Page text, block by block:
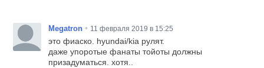
Megatron • 11 февраля 2019 в 15:25
это фиаско. hyundai/kia рулят.
даже упоротые фанаты тойоты должны
призадуматься. хотя..